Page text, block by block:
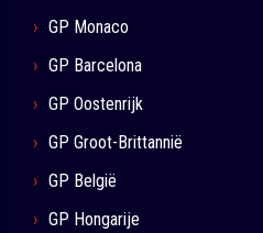
GP Monaco
GP Barcelona
GP Oostenrijk
GP Groot-Brittannië
GP België
GP Hongarije